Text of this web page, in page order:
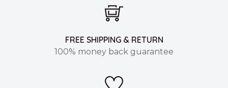
FREE SHIPPING & RETURN
100% money back guarantee